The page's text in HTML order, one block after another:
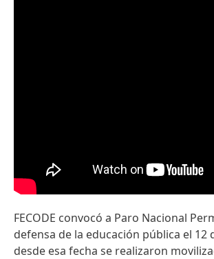
FECODE convocó a Paro Nacional
defensa de la educación pública el 12
desde esa fecha se realizaron